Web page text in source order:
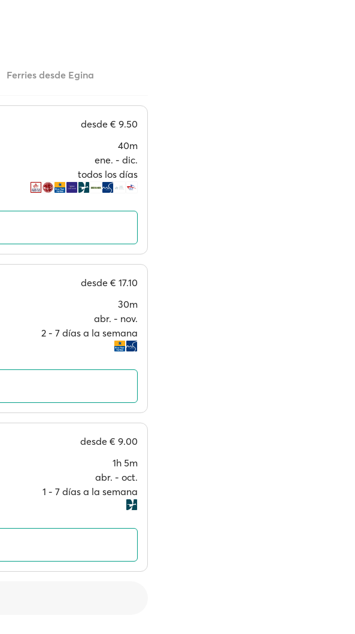
Ferries desde Egina
desde € 9.50
40m
ene. ‐ dic.
todos los días
desde € 17.10
30m
abr. ‐ nov.
2 ‐ 7 días a la semana
desde € 9.00
1h 5m
abr. ‐ oct.
1 ‐ 7 días a la semana